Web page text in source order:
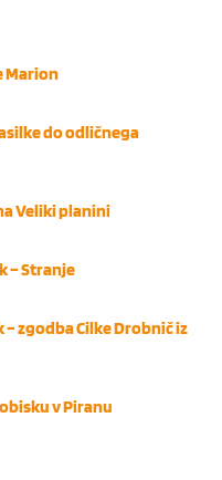
Marion
do odličnega
Veliki planini
– Stranje
zgodba Cilke Drobnič iz
v Piranu